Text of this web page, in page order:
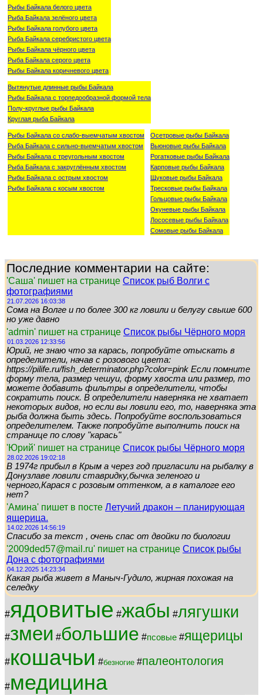
Рыбы Байкала белого цвета
Рыба Байкала зелёного цвета
Рыбы Байкала голубого цвета
Рыба Байкала серебристого цвета
Рыбы Байкала чёрного цвета
Рыба Байкала серого цвета
Рыбы Байкала коричневого цвета
Вытянутые длинные рыбы Байкала
Рыбы Байкала с торпедообразной формой тела
Полу-круглые рыбы Байкала
Круглая рыба Байкала
Рыбы Байкала со слабо-выемчатым хвостом
Рыба Байкала с сильно-выемчатым хвостом
Рыбы Байкала с треугольным хвостом
Рыба Байкала с закруглённым хвостом
Рыбы Байкала с острым хвостом
Рыбы Байкала с косым хвостом
Осетровые рыбы Байкала
Вьюновые рыбы Байкала
Рогатковые рыбы Байкала
Карповые рыбы Байкала
Щуковые рыбы Байкала
Тресковые рыбы Байкала
Гольцовые рыбы Байкала
Окуневые рыбы Байкала
Лососевые рыбы Байкала
Сомовые рыбы Байкала
Последние комментарии на сайте:
'Саша' пишет на странице Список рыб Волги с
фотографиями
21.07.2026 16:03:38
Сома на Волге и по более 300 кг ловили и белугу свыше 600
но уже давно
'admin' пишет на странице Список рыбы Чёрного моря
01.03.2026 12:33:56
Юрий, не знаю что за карась, попробуйте отыскать в
определители, начав с розового цвета:
https://pilife.ru/fish_determinator.php?color=pink Если помните
форму тела, размер чешуи, форму хвоста или размер, то
можете добавить фильтры в определители, чтобы
сократить поиск. В определители наверняка не хватает
некоторых видов, но если вы ловили его, то, наверняка эта
рыба должна быть здесь. Попробуйте воспользоваться
определителем. Также попробуйте выполнить поиск на
странице по слову "карась"
'Юрий' пишет на странице Список рыбы Чёрного моря
28.02.2026 19:02:18
В 1974г прибыл в Крым а через год пригласили на рыбалку в
Донузлаве ловили ставридку,бычка зеленого и
черного,Карася с розовым оттенком, а в каталоге его
нет?
'Амина' пишет в посте Летучий дракон – планирующая
ящерица.
14.02.2026 14:56:19
Спасибо за текст , очень спас от двойки по биологии
'2009ded57@mail.ru' пишет на странице Список рыбы
Дона с фотографиями
04.12.2025 14:23:34
Какая рыба живет в Маныч-Гудило, жирная похожая на
селедку
#ядовитые #жабы #лягушки
#змеи #большие #псовые #ящерицы
#кошачьи #безногие #палеонтология
#медицина